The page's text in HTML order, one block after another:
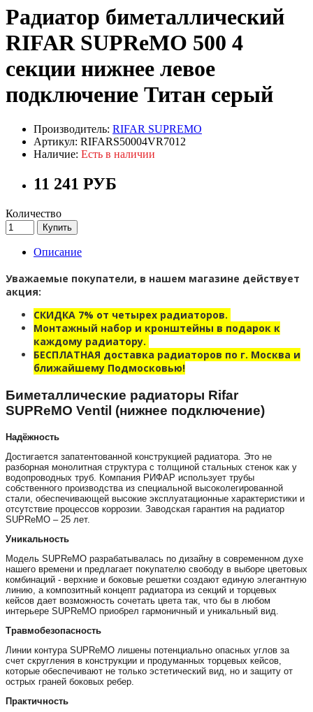
Радиатор биметаллический
RIFAR SUPReMO 500 4
секции нижнее левое
подключение Титан серый
Производитель: RIFAR SUPREMO
Артикул: RIFARS50004VR7012
Наличие: Есть в наличии
11 241 РУБ
Количество
Купить
Описание
Уважаемые покупатели, в нашем магазине действует
акция:
СКИДКА 7% от четырех радиаторов.
Монтажный набор и кронштейны в подарок к
каждому радиатору.
БЕСПЛАТНАЯ доставка радиаторов по г. Москва и
ближайшему Подмосковью!
Биметаллические радиаторы Rifar
SUPReMO Ventil (нижнее подключение)
Надёжность
Достигается запатентованной конструкцией радиатора. Это не
разборная монолитная структура с толщиной стальных стенок как у
водопроводных труб. Компания РИФАР использует трубы
собственного производства из специальной высоколегированной
стали, обеспечивающей высокие эксплуатационные характеристики и
отсутствие процессов коррозии. Заводская гарантия на радиатор
SUPReMO – 25 лет.
Уникальность
Модель SUPReMO разрабатывалась по дизайну в современном духе
нашего времени и предлагает покупателю свободу в выборе цветовых
комбинаций - верхние и боковые решетки создают единую элегантную
линию, а композитный концепт радиатора из секций и торцевых
кейсов дает возможность сочетать цвета так, что бы в любом
интерьере SUPReMO приобрел гармоничный и уникальный вид.
Травмобезопасность
Линии контура SUPReMO лишены потенциально опасных углов за
счет скругления в конструкции и продуманных торцевых кейсов,
которые обеспечивают не только эстетический вид, но и защиту от
острых граней боковых ребер.
Практичность